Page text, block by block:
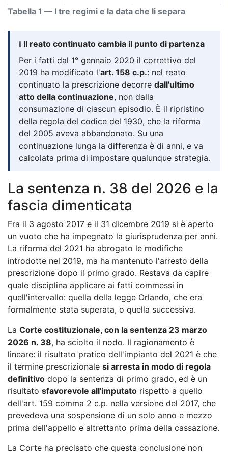
Tabella 1 — I tre regimi e la data che li separa
ℹ️ Il reato continuato cambia il punto di partenza
Per i fatti dal 1° gennaio 2020 il correttivo del
2019 ha modificato l'art. 158 c.p.: nel reato
continuato la prescrizione decorre dall'ultimo
atto della continuazione, non dalla
consumazione di ciascun episodio. È il ripristino
della regola del codice del 1930, che la riforma
del 2005 aveva abbandonato. Su una
continuazione lunga la differenza è di anni, e va
calcolata prima di impostare qualunque strategia.
La sentenza n. 38 del 2026 e la
fascia dimenticata
Fra il 3 agosto 2017 e il 31 dicembre 2019 si è aperto
un vuoto che ha impegnato la giurisprudenza per anni.
La riforma del 2021 ha abrogato le modifiche
introdotte nel 2019, ma ha mantenuto l'arresto della
prescrizione dopo il primo grado. Restava da capire
quale disciplina applicare ai fatti commessi in
quell'intervallo: quella della legge Orlando, che era
formalmente stata superata, o quella successiva.
La Corte costituzionale, con la sentenza 23 marzo
2026 n. 38, ha sciolto il nodo. Il ragionamento è
lineare: il risultato pratico dell'impianto del 2021 è che
il termine prescrizionale si arresta in modo di regola
definitivo dopo la sentenza di primo grado, ed è un
risultato sfavorevole all'imputato rispetto a quello
dell'art. 159 comma 2 c.p. nella versione del 2017, che
prevedeva una sospensione di un solo anno e mezzo
prima dell'appello e altrettanto prima della cassazione.
La Corte ha precisato che questa conclusione non